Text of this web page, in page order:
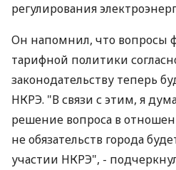
регулирования
Он напомнил, что вопросы
тарифной политики
законодательству теперь
НКРЭ. "В связи с этим, я
решение вопроса в
не обязательств города
участии НКРЭ", -